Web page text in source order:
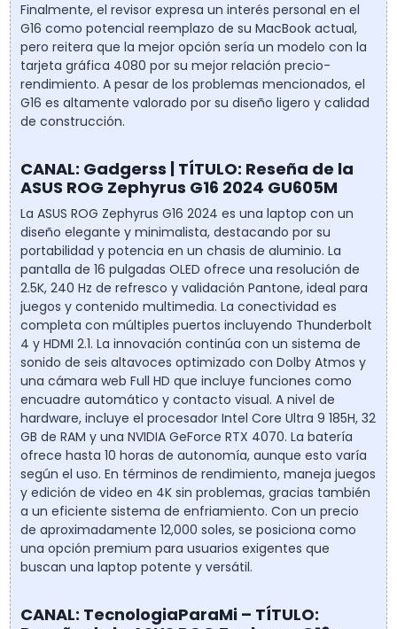
Finalmente, el revisor expresa un interés personal en el
G16 como potencial reemplazo de su MacBook actual,
pero reitera que la mejor opción sería un modelo con la
tarjeta gráfica 4080 por su mejor relación precio-
rendimiento. A pesar de los problemas mencionados, el
G16 es altamente valorado por su diseño ligero y calidad
de construcción.
CANAL: Gadgerss | TÍTULO: Reseña de la
ASUS ROG Zephyrus G16 2024 GU605M
La ASUS ROG Zephyrus G16 2024 es una laptop con un
diseño elegante y minimalista, destacando por su
portabilidad y potencia en un chasis de aluminio. La
pantalla de 16 pulgadas OLED ofrece una resolución de
2.5K, 240 Hz de refresco y validación Pantone, ideal para
juegos y contenido multimedia. La conectividad es
completa con múltiples puertos incluyendo Thunderbolt
4 y HDMI 2.1. La innovación continúa con un sistema de
sonido de seis altavoces optimizado con Dolby Atmos y
una cámara web Full HD que incluye funciones como
encuadre automático y contacto visual. A nivel de
hardware, incluye el procesador Intel Core Ultra 9 185H, 32
GB de RAM y una NVIDIA GeForce RTX 4070. La batería
ofrece hasta 10 horas de autonomía, aunque esto varía
según el uso. En términos de rendimiento, maneja juegos
y edición de video en 4K sin problemas, gracias también
a un eficiente sistema de enfriamiento. Con un precio
de aproximadamente 12,000 soles, se posiciona como
una opción premium para usuarios exigentes que
buscan una laptop potente y versátil.
CANAL: TecnologiaParaMi – TÍTULO: